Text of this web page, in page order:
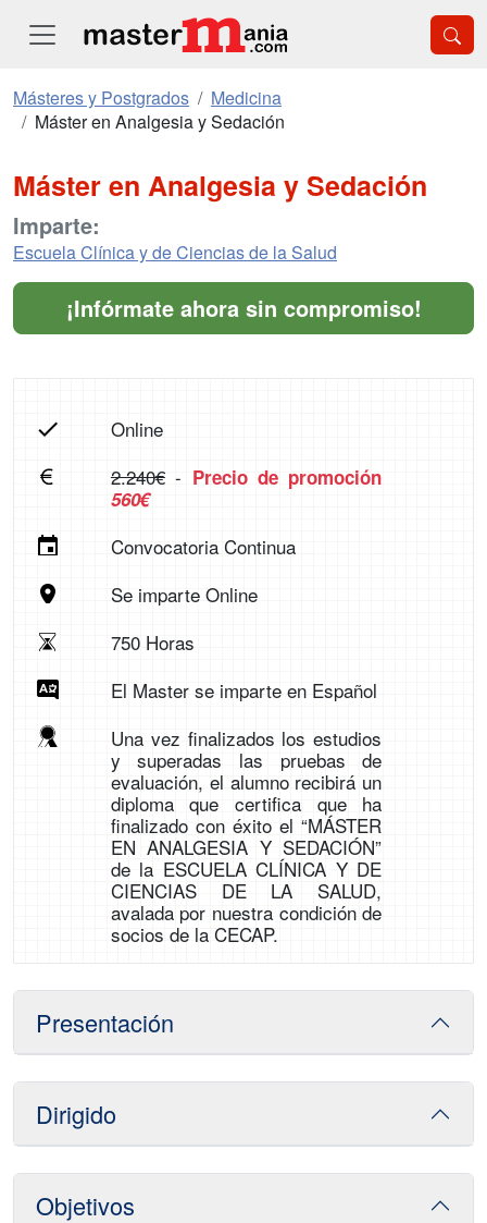
Másteres y Postgrados
Medicina
Máster en Analgesia y Sedación
Máster en Analgesia y Sedación
Imparte:
Escuela Clínica y de Ciencias de la Salud
¡Infórmate ahora sin compromiso!
Online
2.240€- Precio de promoción
560€
Convocatoria Continua
Se imparte Online
750 Horas
El Master se imparte en Español
Una vez finalizados los estudios
y superadas las pruebas de
evaluación, el alumno recibirá un
diploma que certifica que ha
finalizado con éxito el “MÁSTER
EN ANALGESIA Y SEDACIÓN”
de la ESCUELA CLÍNICA Y DE
CIENCIAS DE LA SALUD,
avalada por nuestra condición de
socios de la CECAP.
Presentación
Dirigido
Objetivos